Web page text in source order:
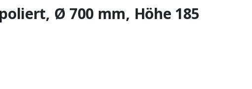
Ø 700 mm, Höhe 185